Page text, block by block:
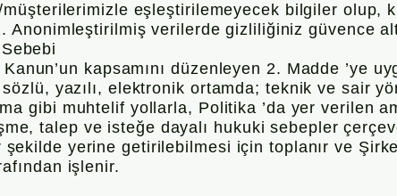
eşleştirilemeyecek bilgiler olup,
verilerde gizliliğiniz güvence
kapsamını düzenleyen 2. Madde ’ye
yazılı, elektronik ortamda; teknik ve sair
gibi muhtelif yollarla, Politika ’da yer verilen
talep ve isteğe dayalı hukuki sebepler
yerine getirilebilmesi için toplanır ve
işlenir.